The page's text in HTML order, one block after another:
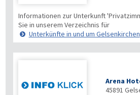
Informationen zur Unterkunft
Sie in unserem Verzeichnis für
Unterkünfte in und um Gelsenkirchen
Arena
45891